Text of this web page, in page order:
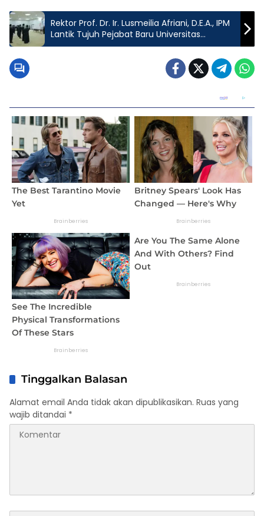
Rektor Prof. Dr. Ir. Lusmeilia Afriani, D.E.A., IPM
Lantik Tujuh Pejabat Baru Universitas
Lampung
Tinggalkan Balasan
Alamat email Anda tidak akan dipublikasikan. Ruas yang
wajib ditandai *